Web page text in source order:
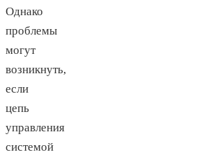
Однако
проблемы
могут
возникнуть,
если
цепь
управления
системой